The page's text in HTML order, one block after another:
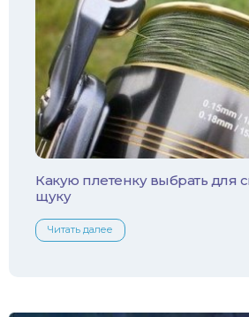
Какую плетенку выбрать для
щуку
Читать далее